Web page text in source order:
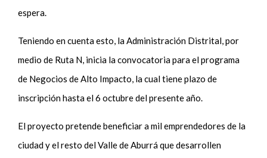
espera.
Teniendo en cuenta esto, la Administración Distrital, por
medio de Ruta N, inicia la convocatoria para el programa
de Negocios de Alto Impacto, la cual tiene plazo de
inscripción hasta el 6 octubre del presente año.
El proyecto pretende beneficiar a mil emprendedores de la
ciudad y el resto del Valle de Aburrá que desarrollen